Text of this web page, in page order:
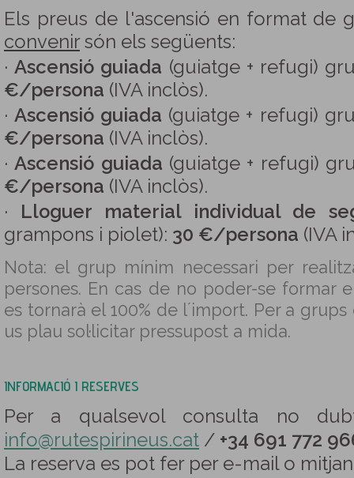
Els preus de l'ascensió en format de
convenirsón els següents:
·Ascensió guiada (guiatge + refugi)
€/persona (IVA inclòs).
·Ascensió guiada (guiatge + refugi)
€/persona (IVA inclòs).
·Ascensió guiada (guiatge + refugi)
€/persona (IVA inclòs).
· Lloguer material individual de
grampons i piolet): 30 €/persona (IVA
Nota: el grup mínim necessari per
persones. En cas de no poder-se formar
es tornarà el 100% de l´import. Per a
us plau sol·licitar pressupost a mida.
INFORMACIÓ I RESERVES
Per a qualsevol consulta no
info@rutespirineus.cat / +34 691 772
La reserva es pot fer per e-mail o